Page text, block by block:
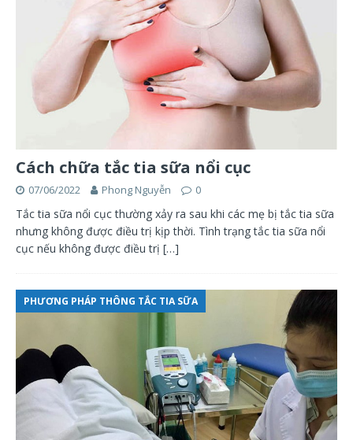
Cách chữa tắc tia sữa nổi cục
07/06/2022 Phong Nguyễn 0
Tắc tia sữa nổi cục thường xảy ra sau khi các mẹ bị tắc tia sữa
nhưng không được điều trị kịp thời. Tình trạng tắc tia sữa nổi
cục nếu không được điều trị […]
PHƯƠNG PHÁP THÔNG TẮC TIA SỮA